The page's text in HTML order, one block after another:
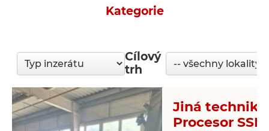
Kategorie
Cílový
trh
Jiná technika
Procesor